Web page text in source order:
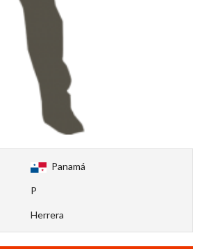
Panamá
P
Herrera